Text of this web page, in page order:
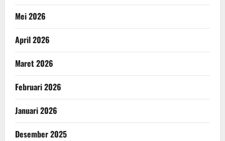
Mei 2026
April 2026
Maret 2026
Februari 2026
Januari 2026
Desember 2025